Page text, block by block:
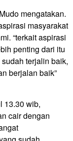
mengatakan.
masyarakat
“terkait aspirasi
penting dari itu
terjalin baik,
berjalan baik”
13.30 wib,
cair dengan